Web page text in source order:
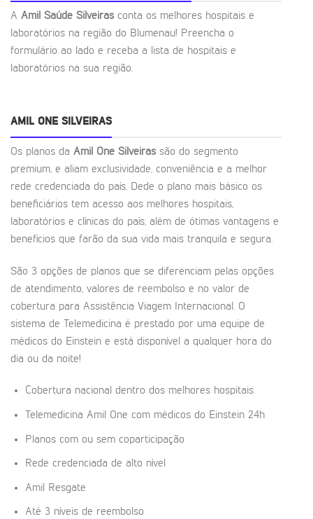
A Amil Saúde Silveiras conta os melhores hospitais e
laboratórios na região do Blumenau! Preencha o
formulário ao lado e receba a lista de hospitais e
laboratórios na sua região.
AMIL ONE SILVEIRAS
Os planos da Amil One Silveiras são do segmento
premium, e aliam exclusividade, conveniência e a melhor
rede credenciada do país. Dede o plano mais básico os
beneficiários tem acesso aos melhores hospitais,
laboratórios e clínicas do país, além de ótimas vantagens e
benefícios que farão da sua vida mais tranquila e segura.
São 3 opções de planos que se diferenciam pelas opções
de atendimento, valores de reembolso e no valor de
cobertura para Assistência Viagem Internacional. O
sistema de Telemedicina é prestado por uma equipe de
médicos do Einstein e está disponível a qualquer hora do
dia ou da noite!
Cobertura nacional dentro dos melhores hospitais
Telemedicina Amil One com médicos do Einstein 24h
Planos com ou sem coparticipação
Rede credenciada de alto nível
Amil Resgate
Até 3 níveis de reembolso